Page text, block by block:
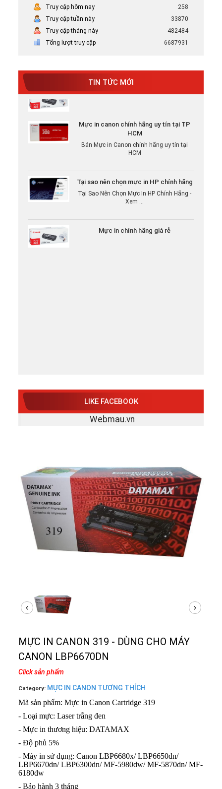
Truy cập hôm nay
258
Truy cập tuần này
33870
Truy cập tháng này
482484
Tổng lượt truy cập
6687931
TIN TỨC MỚI
Tại sao nên chọn mực in HP chính hãng
HCM
HCM
Tại Sao Nên Chọn Mực In HP Chính Hãng -
Xem ...
LIKE FACEBOOK
Webmau.vn
MỰC IN CANON 319 - DÙNG CHO MÁY
CANON LBP6670DN
Click sản phẩm
Category: MỰC IN CANON TƯƠNG THÍCH
Mã sản phẩm: Mực in Canon Cartridge 319
- Loại mực: Laser trắng đen
- Mực in thương hiệu: DATAMAX
- Độ phủ 5%
- Máy in sử dụng: Canon LBP6680x/ LBP6650dn/
LBP6670dn/ LBP6300dn/ MF-5980dw/ MF-5870dn/ MF-
6180dw
- Bảo hành 3 tháng